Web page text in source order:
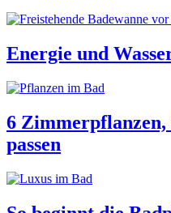
Energie und
6
passen